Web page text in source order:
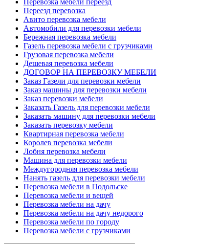
Перевозка мебели переезд
Переезд перевозка
Авито перевозка мебели
Автомобили для перевозки мебели
Бережная перевозка мебели
Газель перевозка мебели с грузчиками
Грузовая перевозка мебели
Дешевая перевозка мебели
ДОГОВОР НА ПЕРЕВОЗКУ МЕБЕЛИ
Заказ Газели для перевозки мебели
Заказ машины для перевозки мебели
Заказ перевозки мебели
Заказать Газель для перевозки мебели
Заказать машину для перевозки мебели
Заказать перевозку мебели
Квартирная перевозка мебели
Королев перевозка мебели
Лобня перевозка мебели
Машина для перевозки мебели
Междугородняя перевозка мебели
Нанять газель для перевозки мебели
Перевозка мебели в Подольске
Перевозка мебели и вещей
Перевозка мебели на дачу
Перевозка мебели на дачу недорого
Перевозка мебели по городу
Перевозка мебели с грузчиками